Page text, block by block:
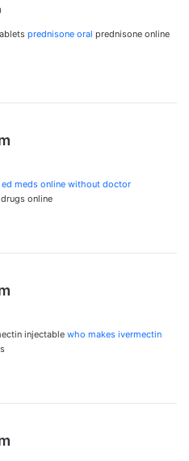
prednisone oral prednisone online
:
ed meds online without doctor
online
injectable who makes ivermectin